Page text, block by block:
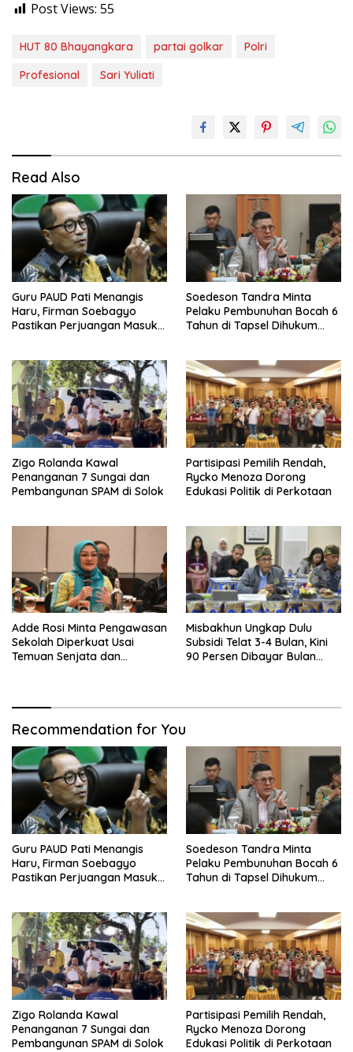
Post Views: 55
HUT 80 Bhayangkara partai golkar
Polri
Profesional
Sari Yuliati
Read Also
Guru PAUD Pati Menangis
Haru, Firman Soebagyo
Pastikan Perjuangan Masuk
Soedeson Tandra Minta
Pelaku Pembunuhan Bocah 6
Tahun di Tapsel Dihukum
Zigo Rolanda Kawal
Penanganan 7 Sungai dan
Pembangunan SPAM di Solok
Partisipasi Pemilih Rendah,
Rycko Menoza Dorong
Edukasi Politik di Perkotaan
Adde Rosi Minta Pengawasan
Sekolah Diperkuat Usai
Temuan Senjata dan
Misbakhun Ungkap Dulu
Subsidi Telat 3-4 Bulan, Kini
90 Persen Dibayar Bulan
Recommendation for You
Guru PAUD Pati Menangis
Haru, Firman Soebagyo
Pastikan Perjuangan Masuk
Soedeson Tandra Minta
Pelaku Pembunuhan Bocah 6
Tahun di Tapsel Dihukum
Zigo Rolanda Kawal
Penanganan 7 Sungai dan
Pembangunan SPAM di Solok
Partisipasi Pemilih Rendah,
Rycko Menoza Dorong
Edukasi Politik di Perkotaan